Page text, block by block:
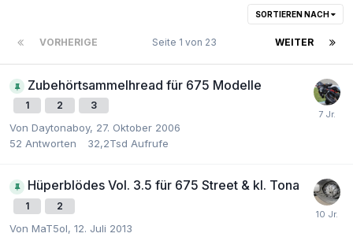
SORTIEREN NACH
VORHERIGE WEITER
Seite 1 von 23
Zubehörtsammelhread für 675 Modelle
1 2 3
Von Daytonaboy, 27. Oktober 2006
52 Antworten 32,2Tsd Aufrufe
Hüperblödes Vol. 3.5 für 675 Street & kl. Tona
1 2
Von MaT5ol, 12. Juli 2013